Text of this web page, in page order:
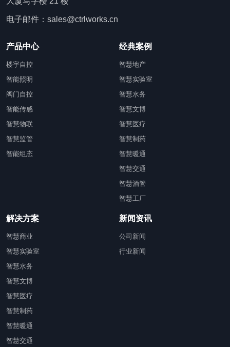
电子邮件：sales@ctrlworks.cn
产品中心
楼宇自控
智能照明
阀门自控
智能传感
智慧物联
智慧监管
智能组态
经典案例
智慧地产
智慧实验室
智慧水务
智慧文博
智慧医疗
智慧制药
智慧暖通
智慧交通
智慧酒管
智慧工厂
解决方案
智慧商业
智慧实验室
智慧水务
智慧文博
智慧医疗
智慧制药
智慧暖通
智慧交通
新闻资讯
公司新闻
行业新闻